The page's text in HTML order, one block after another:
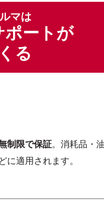
マは
ポートが
る
制限で保証。消耗品・
に適用されます。